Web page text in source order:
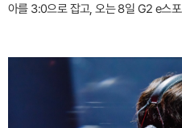
아를 3:0으로 잡고, 오는 8일 G2 e스